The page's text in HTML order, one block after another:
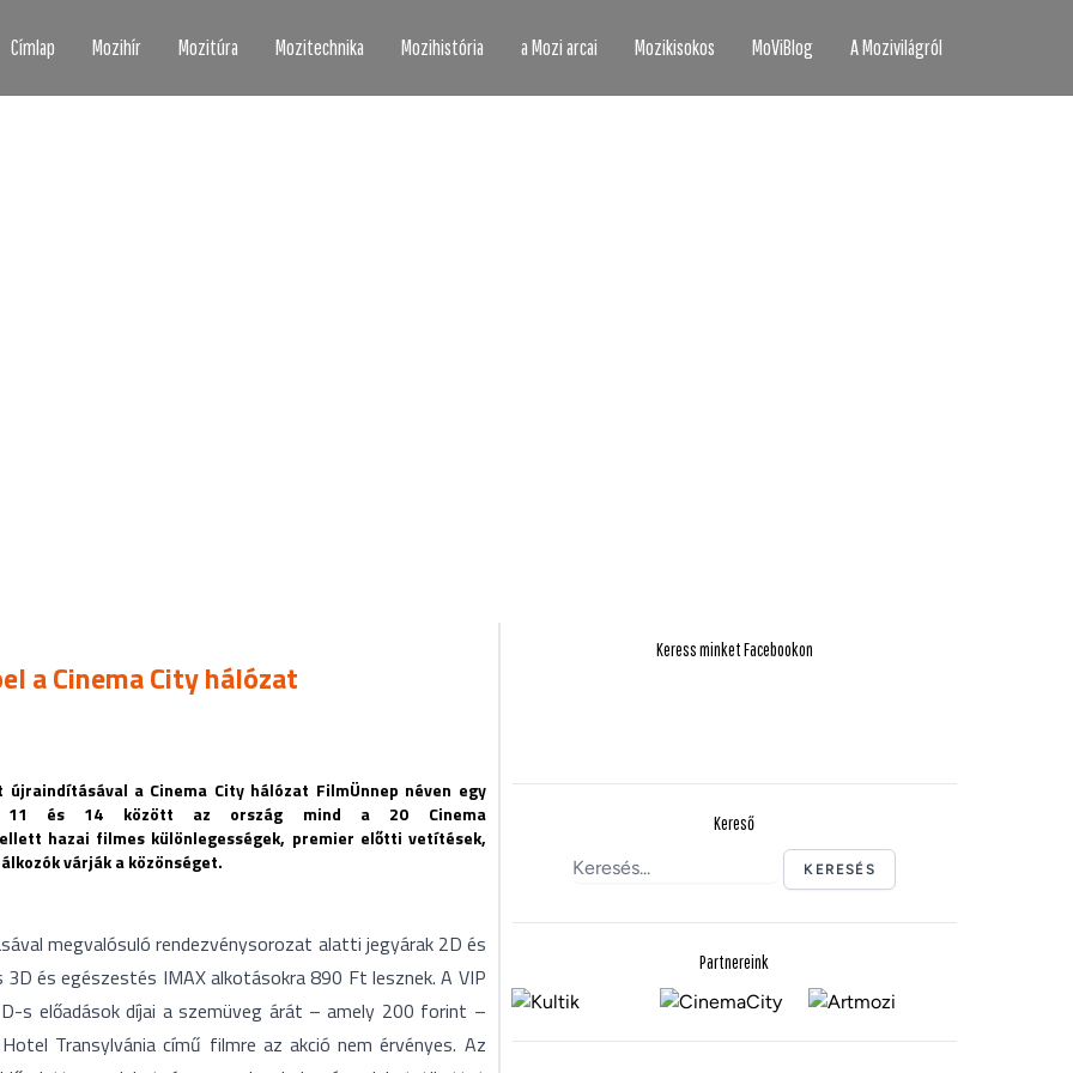
Címlap Mozihír Mozitúra Mozitechnika Mozihistória a Mozi arcai Mozikisokos MoViBlog A Mozivilágról
a Cinema City hálózat
a Cinema City hálózat FilmÜnnep néven egy
11 és 14 között az ország mind a 20 Cinema
hazai filmes különlegességek, premier előtti vetítések,
várják a közönséget.
megvalósuló rendezvénysorozat alatti jegyárak 2D és
és egészestés IMAX alkotásokra 890 Ft lesznek. A VIP
s előadások díjai a szemüveg árát – amely 200 forint –
Transylvánia című filmre az akció nem érvényes. Az
Keress minket Facebookon
Kereső
KERESÉS
Partnereink